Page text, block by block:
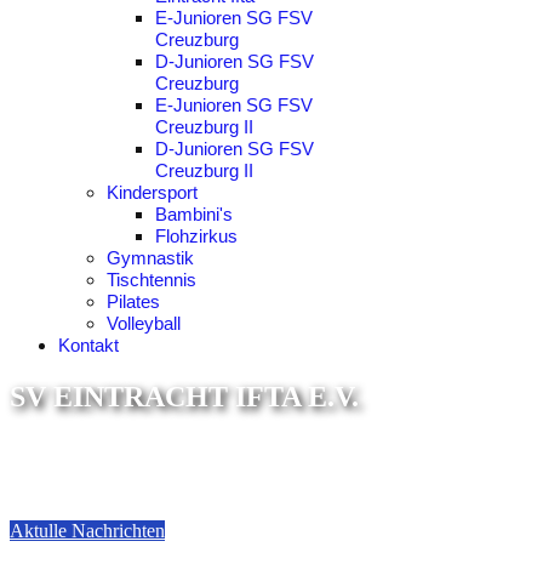
E-Junioren SG FSV
Creuzburg
D-Junioren SG FSV
Creuzburg
E-Junioren SG FSV
Creuzburg II
D-Junioren SG FSV
Creuzburg II
Kindersport
Bambini's
Flohzirkus
Gymnastik
Tischtennis
Pilates
Volleyball
Kontakt
SV EINTRACHT IFTA E.V.
Aktulle Nachrichten